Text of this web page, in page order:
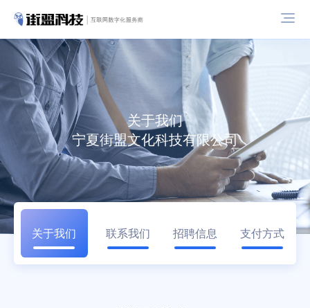
关于我们
宁夏街盟文化科技有限公司
关于我们 联系我们 招聘信息 支付方式